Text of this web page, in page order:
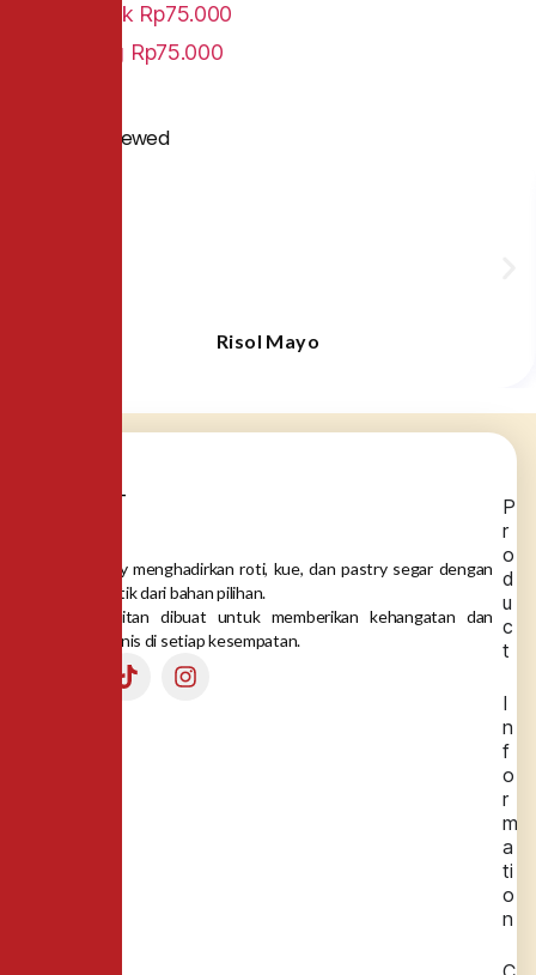
Pontianak Rp75.000
Lampung Rp75.000
People Also Viewed
Risol Mayo
Dea Bakery menghadirkan roti, kue, dan pastry segar dengan
rasa autentik dari bahan pilihan.
Setiap gigitan dibuat untuk memberikan kehangatan dan
momen manis di setiap kesempatan.
P
r
o
d
u
c
t
I
n
f
o
r
m
a
ti
o
n